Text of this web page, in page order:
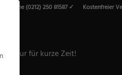
Hotline (0212) 250 81587 ✓ Kostenfreier
– Nur für kurze Zeit!